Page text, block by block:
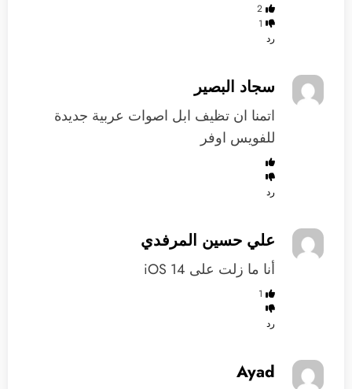
2
1
رد
سجاد البصير
اتمنا ان تظيف ابل اصوات عربية جديدة
للفويس اوفر
رد
علي حسين المرفدي
‏أنا ما زلت على iOS 14
1
رد
Ayad